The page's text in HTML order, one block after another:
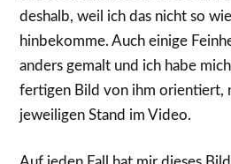
deshalb, weil ich das nicht so
hinbekomme. Auch einige
anders gemalt und ich habe
fertigen Bild von ihm orientiert,
jeweiligen Stand im Video.